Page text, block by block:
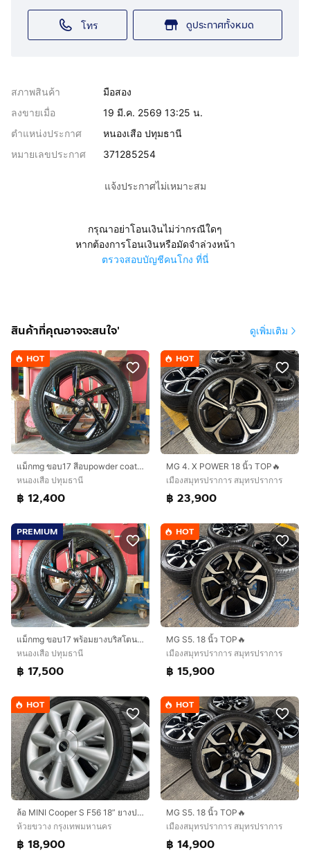
โทร ดูประกาศทั้งหมด
สภาพสินค้า
มือสอง
ลงขายเมื่อ
19 มี.ค. 2569 13:25 น.
ตำแหน่งประกาศ
หนองเสือ ปทุมธานี
หมายเลขประกาศ
371285254
แจ้งประกาศไม่เหมาะสม
กรุณาอย่าโอนเงินไม่ว่ากรณีใดๆ
หากต้องการโอนเงินหรือมัดจำล่วงหน้า
ตรวจสอบบัญชีคนโกง ที่นี่
สินค้าที่คุณอาจจะสนใจ' ดูเพิ่มเติม
HOT
แม็กmg ขอบ17 สีอบpowder coat พร้อมยางblackhawk 215 55 17 ปี24 ใส่ mg 4 mg EP mg zs EV อื่นๆ 5 รู 112
หนองเสือ ปทุมธานี
฿ 12,400
HOT
MG 4. X POWER 18 นิ้ว TOP🔥
เมืองสมุทรปราการ สมุทรปราการ
฿ 23,900
PREMIUM
แม็กmg ขอบ17 พร้อมยางบริสโตน 215 55 17 ปี24 แม็กสวยไร้รอย ยางสวยทุกเส้นตุ่มหน้ายางยังอยู่5 รู 112 ใส่ mg 4 mg5 mg. ep. ,mg zs EV mg GS
หนองเสือ ปทุมธานี
฿ 17,500
HOT
MG S5. 18 นิ้ว TOP🔥
เมืองสมุทรปราการ สมุทรปราการ
฿ 15,900
HOT
ล้อ MINI Cooper S F56 18” ยางปลายปี 2022 ขนาด 225 40 18 ยางใหม่มาก พร้อมใช้ ล้อเดิมติดรถ 5 รู 112 แท้ มือสอง สภาพดี ไม่เคยซ่อม
ห้วยขวาง กรุงเทพมหานคร
฿ 18,900
HOT
MG S5. 18 นิ้ว TOP🔥
เมืองสมุทรปราการ สมุทรปราการ
฿ 14,900